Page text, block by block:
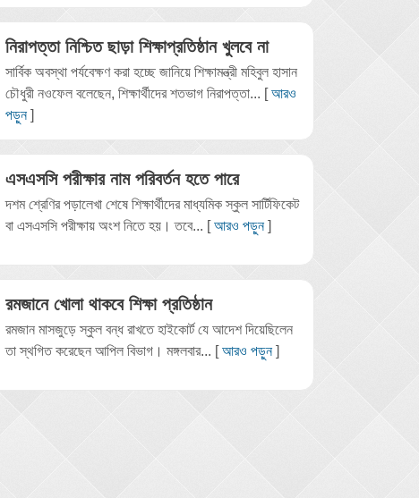
নিরাপত্তা নিশ্চিত ছাড়া শিক্ষাপ্রতিষ্ঠান খুলবে না
সার্বিক অবস্থা পর্যবেক্ষণ করা হচ্ছে জানিয়ে শিক্ষামন্ত্রী মহিবুল হাসান
চৌধুরী নওফেল বলেছেন, শিক্ষার্থীদের শতভাগ নিরাপত্তা... [আরও
পড়ুন]
এসএসসি পরীক্ষার নাম পরিবর্তন হতে পারে
দশম শ্রেণির পড়ালেখা শেষে শিক্ষার্থীদের মাধ্যমিক স্কুল সার্টিফিকেট
বা এসএসসি পরীক্ষায় অংশ নিতে হয়। তবে... [আরও পড়ুন]
রমজানে খোলা থাকবে শিক্ষা প্রতিষ্ঠান
রমজান মাসজুড়ে স্কুল বন্ধ রাখতে হাইকোর্ট যে আদেশ দিয়েছিলেন
তা স্থগিত করেছেন আপিল বিভাগ। মঙ্গলবার... [আরও পড়ুন]